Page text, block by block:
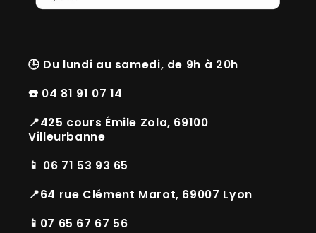
🕒 Du lundi au samedi, de 9h à 20h
☎️ 04 81 91 07 14
📍425 cours Émile Zola, 69100
Villeurbanne
📱 06 71 53 93 65
📍64 rue Clément Marot, 69007 Lyon
📱07 65 67 67 56